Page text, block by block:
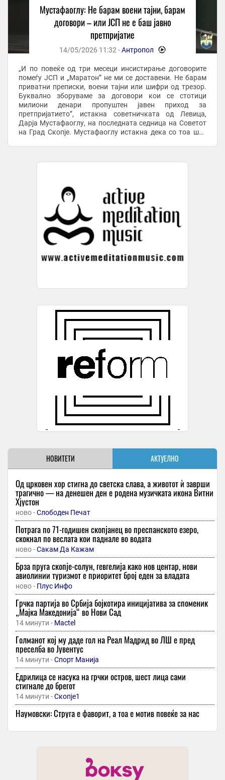
Мустафаоглу: Не барам воени тајни, барам
договори – или ЈСП не е баш јавно
претпријатие
14/05/2026 11:32 -Антропол -
„И по повеќе од три месеци инсистирање договорите
помеѓу ЈСП и „Маратон” не ми се доставени. Не барам
приватни преписки, воени тајни или шифри од трезор.
Буквално зборуваме за договори кои се стотици
милиони денари пропуштен јавен приход за
претпријатието”, истакна советничката од Левица,
Дарја Мустафаоглу, на последната седница на Советот
на Град Скопје. Мустафаоглу истакна дека со тоа што
НОВИТЕТИ АКТУЕЛНО
Од црковен хор стигна до светска слава, а животот ѝ заврши
трагично — на денешен ден е родена музичката икона Витни
Хјустон
ново -Слободен Печат
Потрага по 71-годишен скопјанец во преспанското езеро,
скокнал по веслата кои паднале во водата
ново -Сакам Да Кажам
Брза пруга скопје-солун, гевгелија како нов центар, нови
авиолинии туризмот е приоритет број еден за владата
ново - Плус Инфо
Грчка партија во Србија бојкотира иницијатива за споменик
„Мајка Македонија“ во Нови Сад
14 минути - Mactel
Голманот кој му даде гол на Реал Мадрид во ЛШ е пред
преселба во Јувентус
14 минути -Спорт Манија
Едрилица се насука на грчки остров, шест лица сами
стигнале до брегот
14 минути -Скопје1
Наумовски: Струга е фаворит, а тоа е мотив повеќе за нас